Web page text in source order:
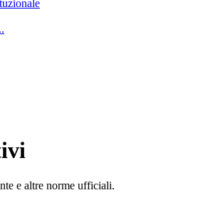
e altre norme ufficiali.